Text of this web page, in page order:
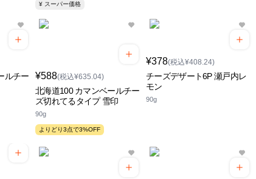
¥ スーパー価格
ルチー
¥588(税込¥635.04)
北海道100 カマンベールチー
ズ切れてるタイプ 雪印
90g
よりどり3点で3%OFF
¥378(税込¥408.24)
チーズデザート6P 瀬戸内レ
モン
90g